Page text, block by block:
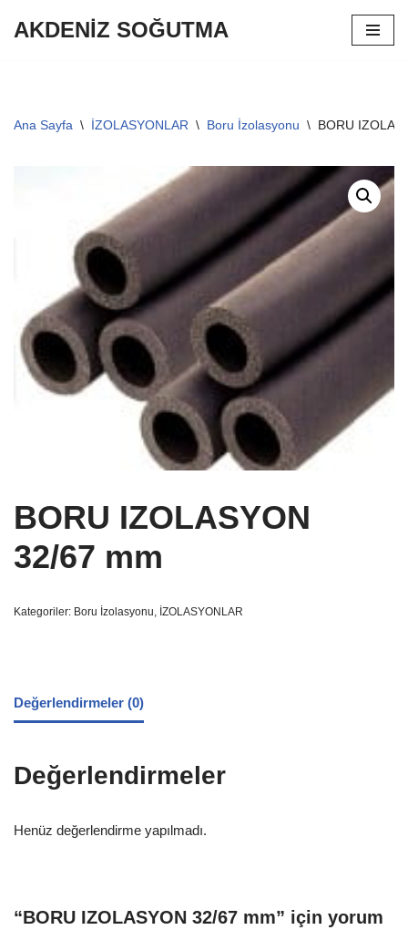
AKDENİZ SOĞUTMA
Ana Sayfa \ İZOLASYONLAR \ Boru İzolasyonu \ BORU
BORU IZOLASYON
32/67 mm
Kategoriler: Boru İzolasyonu, İZOLASYONLAR
Değerlendirmeler (0)
Değerlendirmeler
Henüz değerlendirme yapılmadı.
“BORU IZOLASYON 32/67 mm” için yorum